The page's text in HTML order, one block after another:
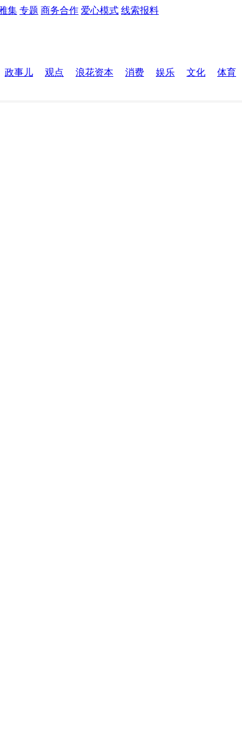
集 专题 商务合作 爱心模式 线索报料
政事儿 观点 浪花资本 消费 娱乐 文化 体育